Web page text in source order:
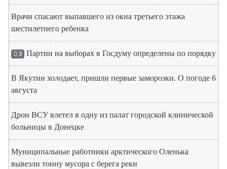
Врачи спасают выпавшего из окна третьего этажа
шестилетнего ребенка
3 Партии на выборах в Госдуму определены по порядку
В Якутии холодает, пришли первые заморозки. О погоде 6
августа
Дрон ВСУ влетел в одну из палат городской клинической
больницы в Донецке
Муниципальные работники арктического Оленька
вывезли тонну мусора с берега реки